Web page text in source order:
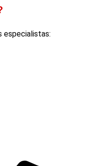
especialistas: